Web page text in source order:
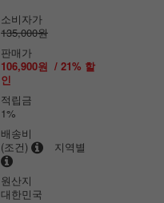
소비자가
135,000원
판매가
106,900원 / 21% 할
인
적립금
1%
배송비
(조건)
지역별
원산지
대한민국